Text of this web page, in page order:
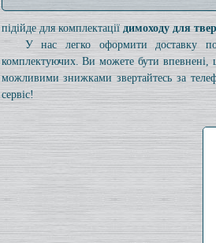
підійде для комплектації димоходу для
У нас легко оформити доставку
комплектуючих. Ви можете бути впевнені,
можливими знижками звертайтесь за
сервіс!